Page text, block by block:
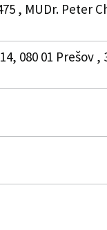
, MUDr. Peter
080 01 Prešov ,